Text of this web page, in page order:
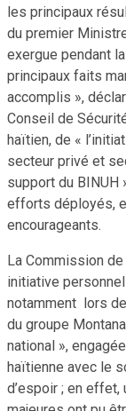
les principaux
du premier
exergue pendant
principaux faits
accomplis »,
Conseil de
haïtien, de «
secteur privé et
support du BINUH
efforts déployés,
encourageants.
La Commission
initiative
notamment lors
du groupe
national »,
haïtienne avec le
d’espoir ; en